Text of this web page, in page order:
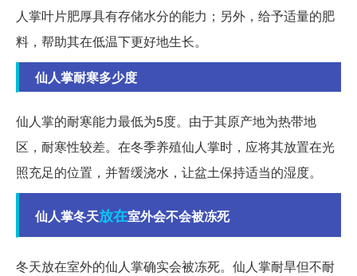
人掌叶片肥厚具有存储水分的能力；另外，给予适量的肥
料，帮助其在低温下更好地生长。
仙人掌耐寒多少度
仙人掌的耐寒能力最低为5度。由于其原产地为热带地
区，耐寒性较差。在冬季养殖仙人掌时，应将其放置在光
照充足的位置，并暂缓浇水，让盆土保持适当的湿度。
仙人掌冬天放在室外会不会被冻死
冬天放在室外的仙人掌确实会被冻死。仙人掌耐旱但不耐